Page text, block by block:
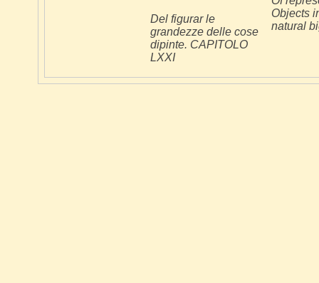
Del figurar le
grandezze delle cose
dipinte. CAPITOLO
LXXI
Objects
natural